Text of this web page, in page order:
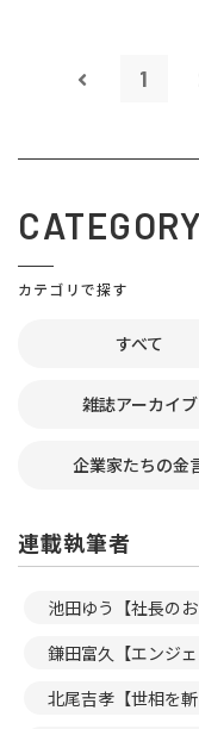
1
CATEGORY
カテゴリで探す
すべて
雑誌アーカイブ
企業家たちの金
連載執筆者
池田ゆう【社長のお
鎌田富久【エンジェ
北尾吉孝【世相を斬